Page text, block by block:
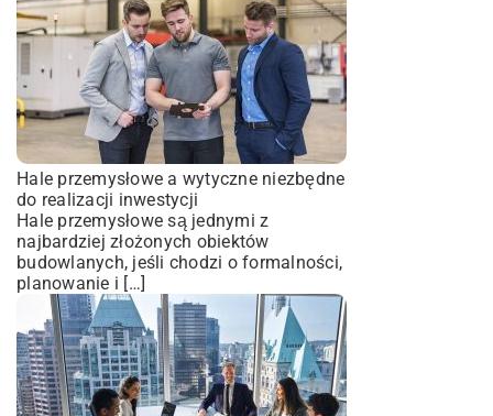
Hale przemysłowe a wytyczne niezbędne
do realizacji inwestycji
Hale przemysłowe są jednymi z
najbardziej złożonych obiektów
budowlanych, jeśli chodzi o formalności,
planowanie i […]